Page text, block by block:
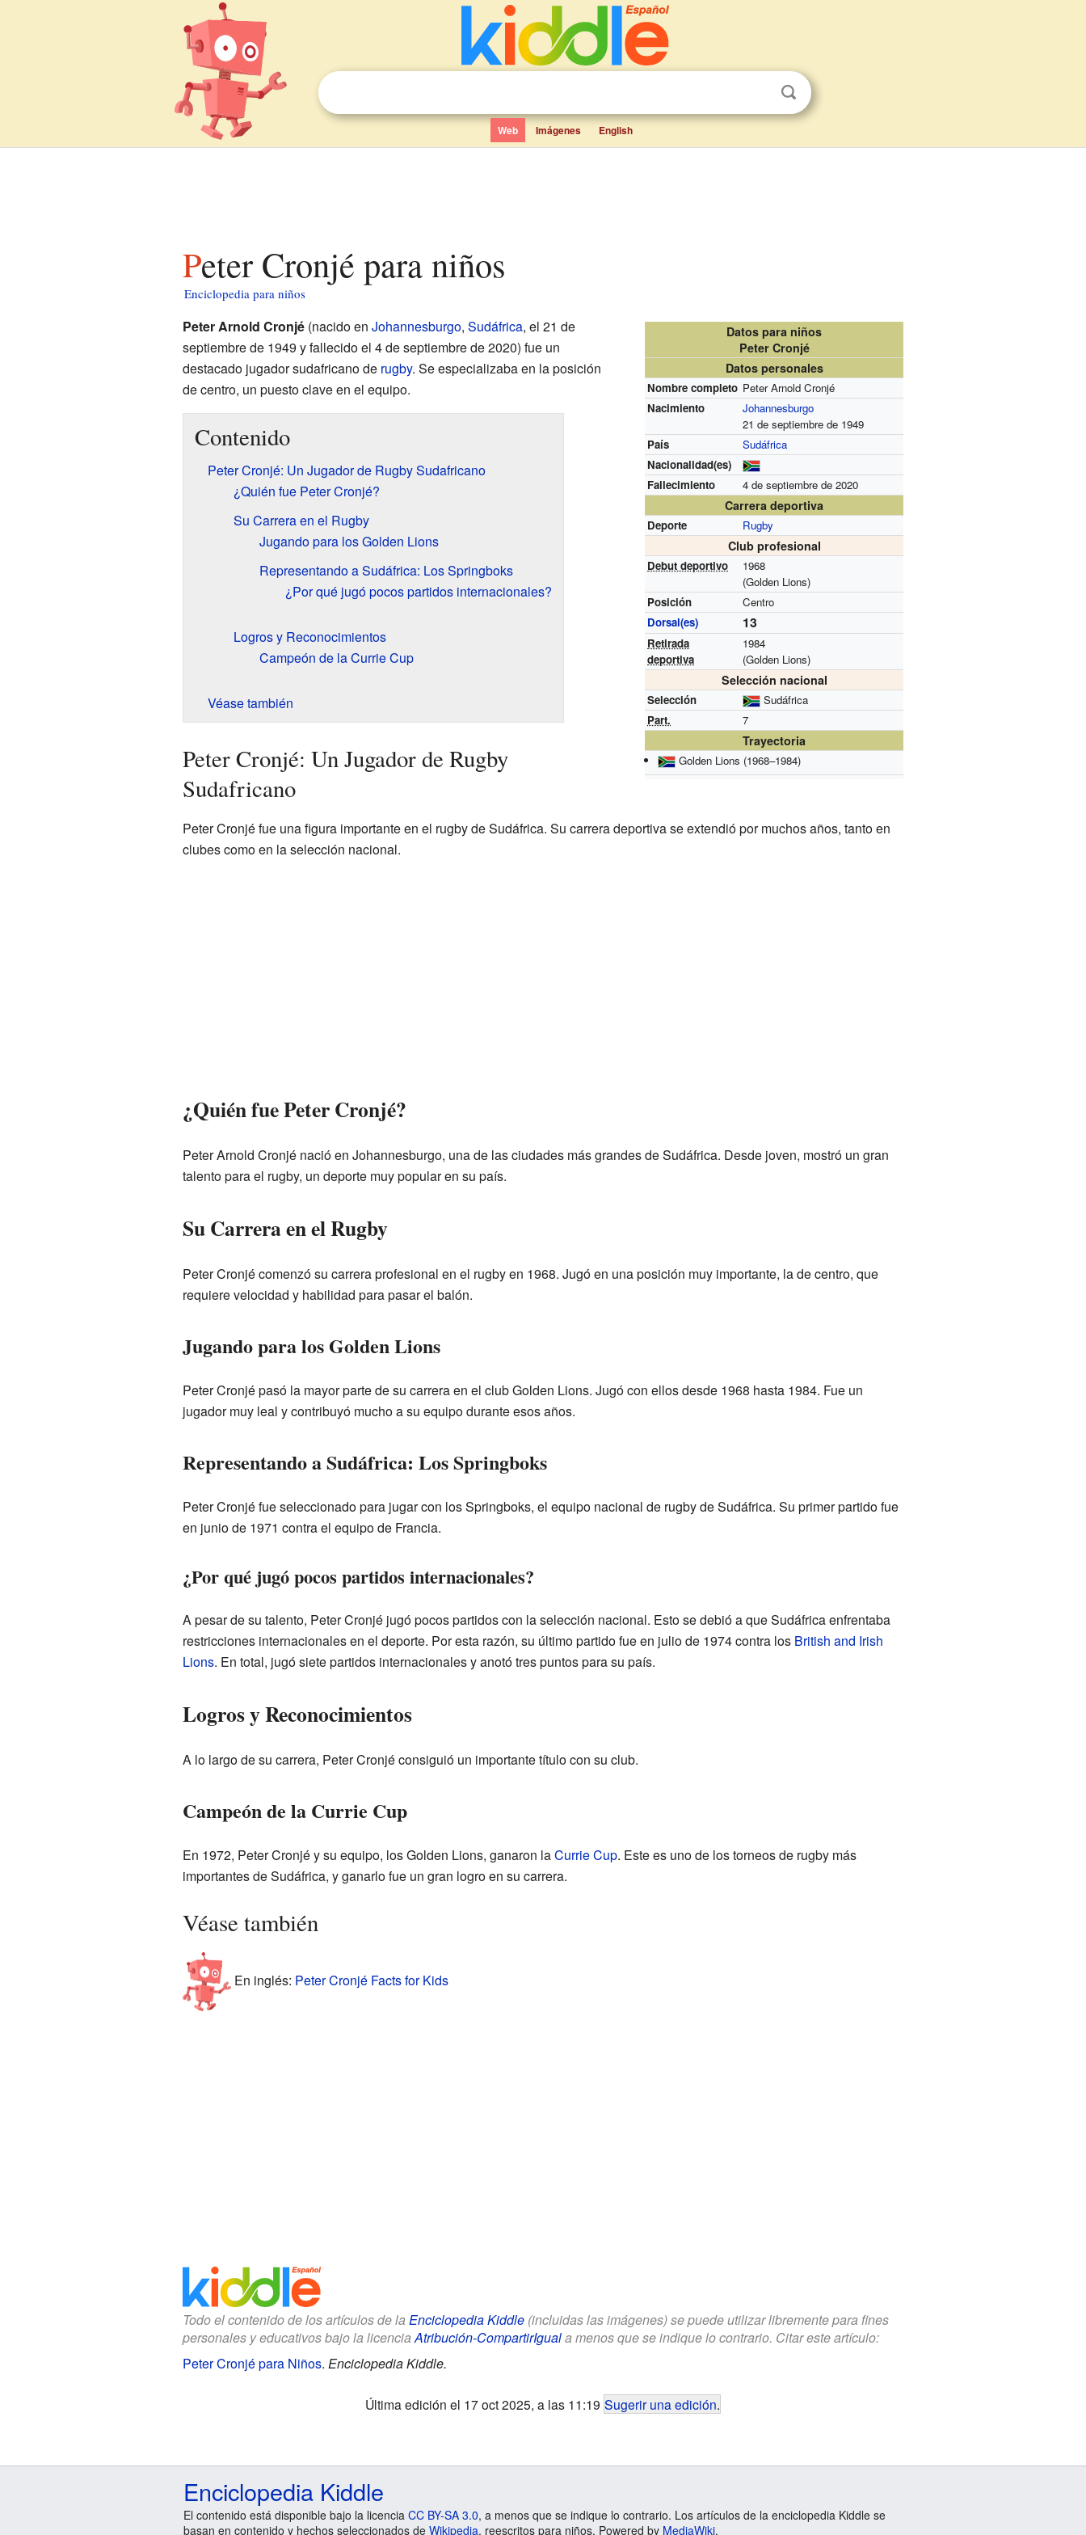
Web Imágenes English
Peter Cronjé para niños
Enciclopedia para niños
Datos para niños
Peter Cronjé
Datos personales
Nombre completo Peter Arnold Cronjé
Nacimiento
Johannesburgo
21 de septiembre de 1949
País
Sudáfrica
Nacionalidad(es)
Fallecimiento
4 de septiembre de 2020
Carrera deportiva
Deporte Rugby
Club profesional
Debut deportivo
1968
(Golden Lions)
Posición
Centro
Dorsal(es)
13
Retirada
deportiva
1984
(Golden Lions)
Selección nacional
Selección
Sudáfrica
Part.
7
Trayectoria
Golden Lions (1968–1984)
Peter Arnold Cronjé(nacido en Johannesburgo, Sudáfrica, el 21 de
septiembre de 1949 y fallecido el 4 de septiembre de 2020) fue un
destacado jugador sudafricano de rugby. Se especializaba en la posición
de centro, un puesto clave en el equipo.
Contenido
Peter Cronjé: Un Jugador de Rugby Sudafricano
¿Quién fue Peter Cronjé?
Su Carrera en el Rugby
Jugando para los Golden Lions
Representando a Sudáfrica: Los Springboks
¿Por qué jugó pocos partidos internacionales?
Logros y Reconocimientos
Campeón de la Currie Cup
Véase también
Peter Cronjé: Un Jugador de Rugby
Sudafricano
Peter Cronjé fue una figura importante en el rugby de Sudáfrica. Su carrera deportiva se extendió por muchos años, tanto en
clubes como en la selección nacional.
¿Quién fue Peter Cronjé?
Peter Arnold Cronjé nació en Johannesburgo, una de las ciudades más grandes de Sudáfrica. Desde joven, mostró un gran
talento para el rugby, un deporte muy popular en su país.
Su Carrera en el Rugby
Peter Cronjé comenzó su carrera profesional en el rugby en 1968. Jugó en una posición muy importante, la de centro, que
requiere velocidad y habilidad para pasar el balón.
Jugando para los Golden Lions
Peter Cronjé pasó la mayor parte de su carrera en el club Golden Lions. Jugó con ellos desde 1968 hasta 1984. Fue un
jugador muy leal y contribuyó mucho a su equipo durante esos años.
Representando a Sudáfrica: Los Springboks
Peter Cronjé fue seleccionado para jugar con los Springboks, el equipo nacional de rugby de Sudáfrica. Su primer partido fue
en junio de 1971 contra el equipo de Francia.
¿Por qué jugó pocos partidos internacionales?
A pesar de su talento, Peter Cronjé jugó pocos partidos con la selección nacional. Esto se debió a que Sudáfrica enfrentaba
restricciones internacionales en el deporte. Por esta razón, su último partido fue en julio de 1974 contra los British and Irish
Lions. En total, jugó siete partidos internacionales y anotó tres puntos para su país.
Logros y Reconocimientos
A lo largo de su carrera, Peter Cronjé consiguió un importante título con su club.
Campeón de la Currie Cup
En 1972, Peter Cronjé y su equipo, los Golden Lions, ganaron laCurrie Cup. Este es uno de los torneos de rugby más
importantes de Sudáfrica, y ganarlo fue un gran logro en su carrera.
Véase también
En inglés: Peter Cronjé Facts for Kids
Todo el contenido de los artículos de la Enciclopedia Kiddle(incluidas las imágenes) se puede utilizar libremente para fines
personales y educativos bajo la licenciaAtribución-CompartirIguala menos que se indique lo contrario. Citar este artículo:
Peter Cronjé para Niños. Enciclopedia Kiddle.
Última edición el 17 oct 2025, a las 11:19 Sugerir una edición.
Enciclopedia Kiddle
El contenido está disponible bajo la licencia CC BY-SA 3.0, a menos que se indique lo contrario. Los artículos de la enciclopedia Kiddle se
basan en contenido y hechos seleccionados de Wikipedia, reescritos para niños. Powered by MediaWiki.